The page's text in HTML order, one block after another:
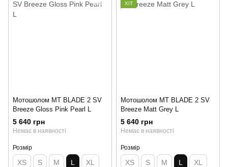
Мотошолом MT BLADE 2 SV
Breeze Gloss Pink Pearl L
5 640 грн
Немає в наявності
Розмір
XS S M L XL
ХІТ
Мотошолом MT BLADE 2 SV
Breeze Matt Grey L
5 640 грн
Немає в наявності
Розмір
XS S M L XL